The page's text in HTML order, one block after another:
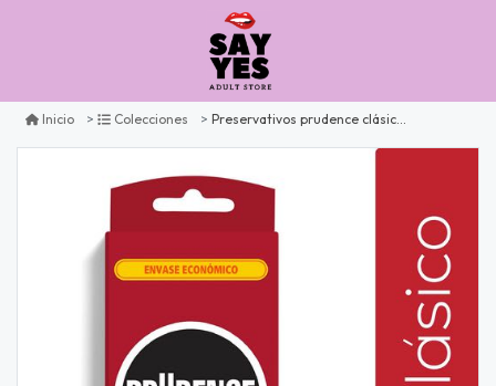
Inicio Colecciones Preservativos prudence clásico x12